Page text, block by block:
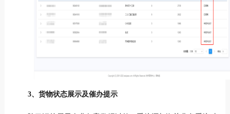
3、货物状态展示及催办提示